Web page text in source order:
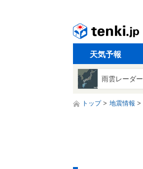
天気予報
雨雲レーダー
トップ 地震情報